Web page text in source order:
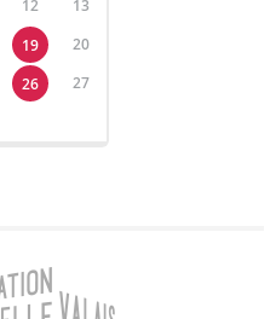
12
13
19
20
26
27